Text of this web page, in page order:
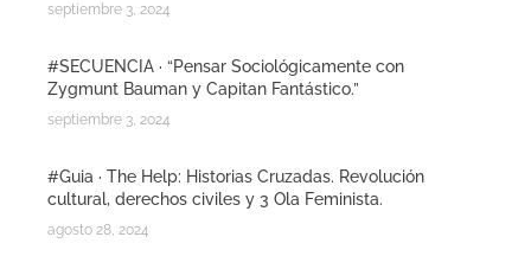
septiembre 3, 2024
#SECUENCIA · “Pensar Sociológicamente con
Zygmunt Bauman y Capitan Fantástico.”
septiembre 3, 2024
#Guia · The Help: Historias Cruzadas. Revolución
cultural, derechos civiles y 3 Ola Feminista.
agosto 28, 2024